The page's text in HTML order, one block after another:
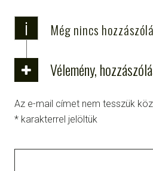
i Még nincs
Vélemény,
Az e-mail címet nem tesszük
* karakterrel jelöltük